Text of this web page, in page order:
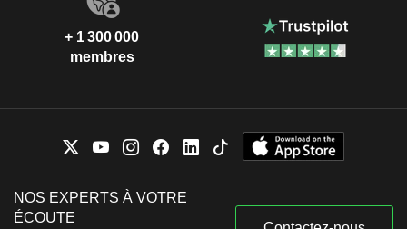
+ 1 300 000
membres
NOS EXPERTS À VOTRE
ÉCOUTE